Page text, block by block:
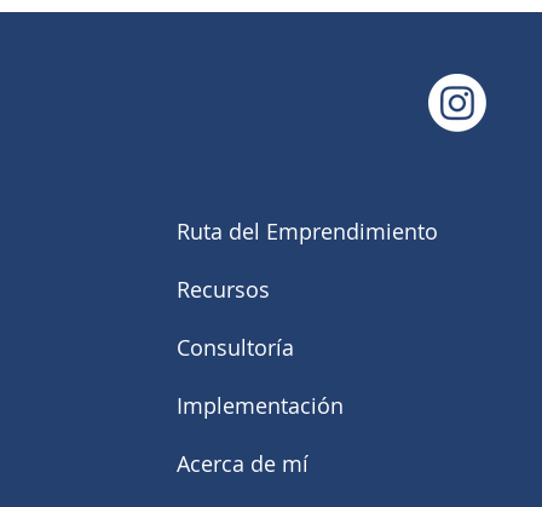
Ruta del Emprendimiento
Recursos
Consultoría
Implementación
Acerca de mí